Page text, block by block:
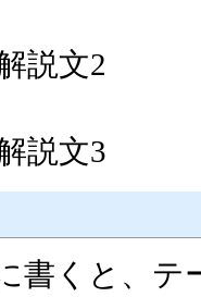
説文2
説文3
書くと、